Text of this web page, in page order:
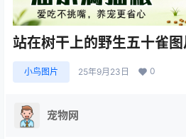
站在树干上的野生五十雀图
小鸟图片 25年9月23日 0
宠物网